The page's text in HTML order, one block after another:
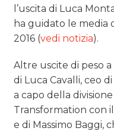
l’uscita di Luca
ha guidato le media
2016 (vedi notizia).
Altre uscite di peso
di Luca Cavalli, ceo
a capo della
Transformation con
e di Massimo Baggi,